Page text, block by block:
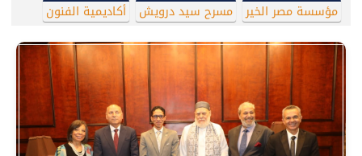
مؤسسة مصر الخير
مسرح سيد درويش أكاديمية الفنون